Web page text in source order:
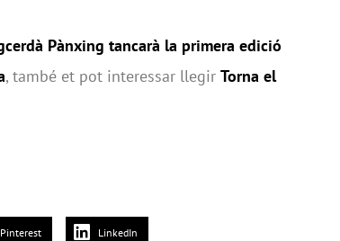
Pànxing tancarà la primera edició
, també et pot interessar llegir Torna el
Pinterest LinkedIn